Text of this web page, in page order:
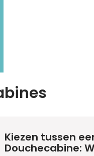
Kiezen tussen
Douchecabine: